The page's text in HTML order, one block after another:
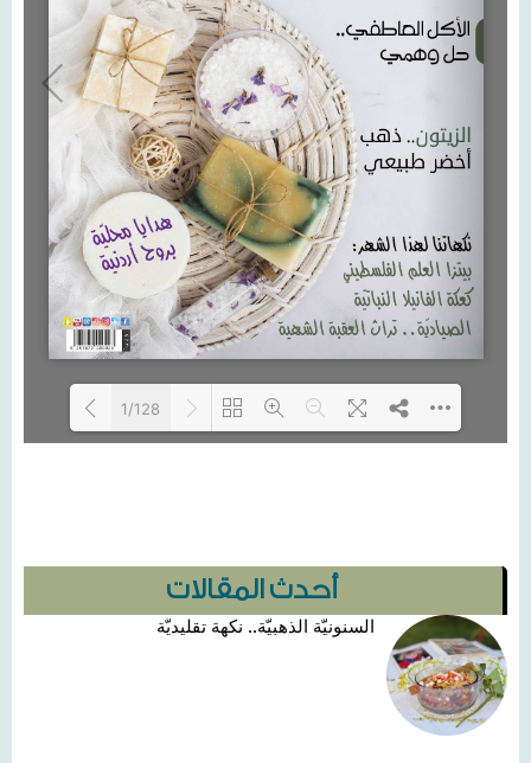
أحدث المقالات
السنونيّة الذهبيّة.. نكهة تقليديّة
1/128